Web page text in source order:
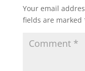
Your email
fields are marked